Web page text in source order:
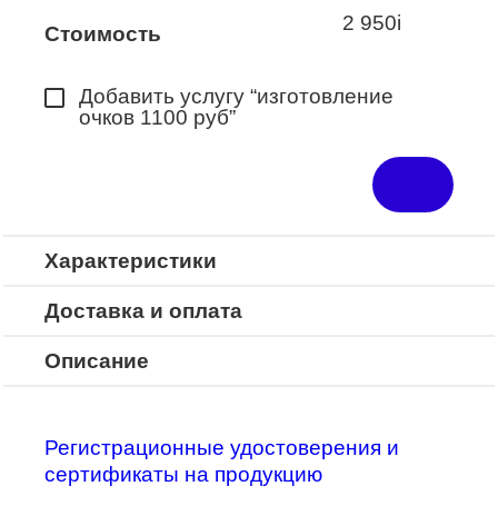
Стоимость 2 950i
Добавить услугу “изготовление
очков 1100 руб”
Характеристики
Доставка и оплата
Описание
Регистрационные удостоверения и
сертификаты на продукцию